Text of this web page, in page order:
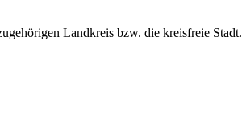
Landkreis bzw. die kreisfreie Stadt.